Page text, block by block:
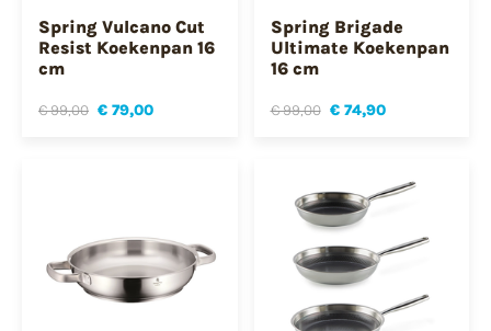
Spring Vulcano Cut
Resist Koekenpan 16
cm
€ 99,00 € 79,00
Spring Brigade
Ultimate Koekenpan
16 cm
€ 99,00 € 74,90